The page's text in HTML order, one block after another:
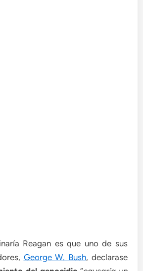
Reagan es que uno de sus
George W. Bush, declarase